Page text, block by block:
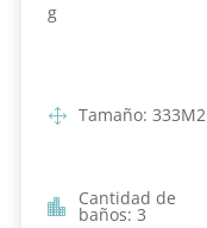
g
Tamaño: 333M2
Cantidad de
baños: 3